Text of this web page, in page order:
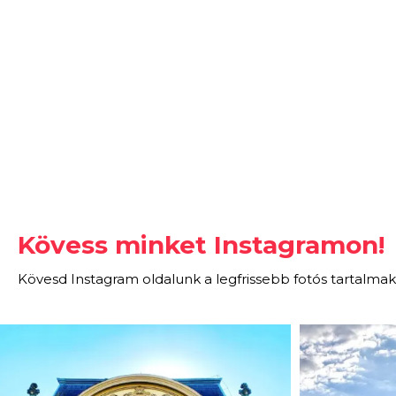
Kövess minket Instagramon!
Kövesd Instagram oldalunk a legfrissebb fotós